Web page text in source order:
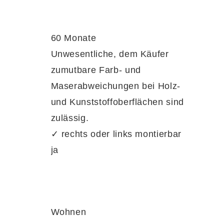
und Holzelemente sanft hervorhebt
– ganz nach deinem
60 Monate
Unwesentliche, dem Käufer
zumutbare Farb- und
Maserabweichungen bei Holz-
und Kunststoffoberflächen sind
zulässig.
✓ rechts oder links montierbar
ja
Wohnen